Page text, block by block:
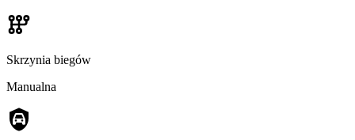
Skrzynia biegów
Manualna